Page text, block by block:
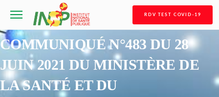
RDV TEST COVID-19
COMMUNIQUÉ N°483 DU 28
JUIN 2021 DU MINISTÈRE DE
LA SANTÉ ET DU